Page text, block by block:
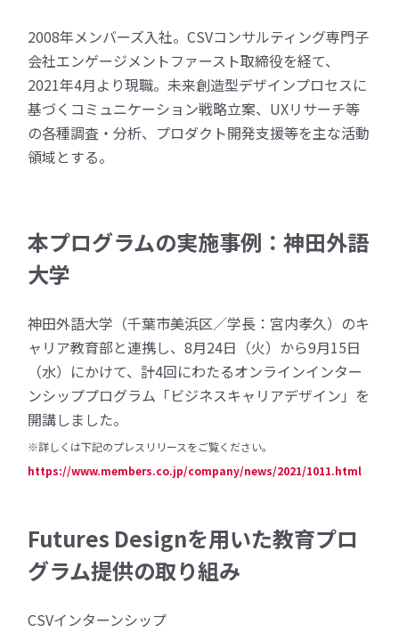
2008年メンバーズ入社。CSVコンサルティング専門子
会社エンゲージメントファースト取締役を経て、
2021年4月より現職。未来創造型デザインプロセスに
基づくコミュニケーション戦略立案、UXリサーチ等
の各種調査・分析、プロダクト開発支援等を主な活動
領域とする。
本プログラムの実施事例：神田外語
大学
神田外語大学（千葉市美浜区／学長：宮内孝久）のキ
ャリア教育部と連携し、8月24日（火）から9月15日
（水）にかけて、計4回にわたるオンラインインター
ンシッププログラム「ビジネスキャリアデザイン」を
開講しました。
※詳しくは下記のプレスリリースをご覧ください。
https://www.members.co.jp/company/news/2021/1011.html
Futures Designを用いた教育プロ
グラム提供の取り組み
CSVインターンシップ